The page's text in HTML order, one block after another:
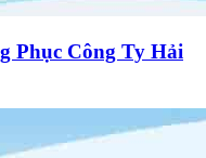
Phục Công Ty Hải